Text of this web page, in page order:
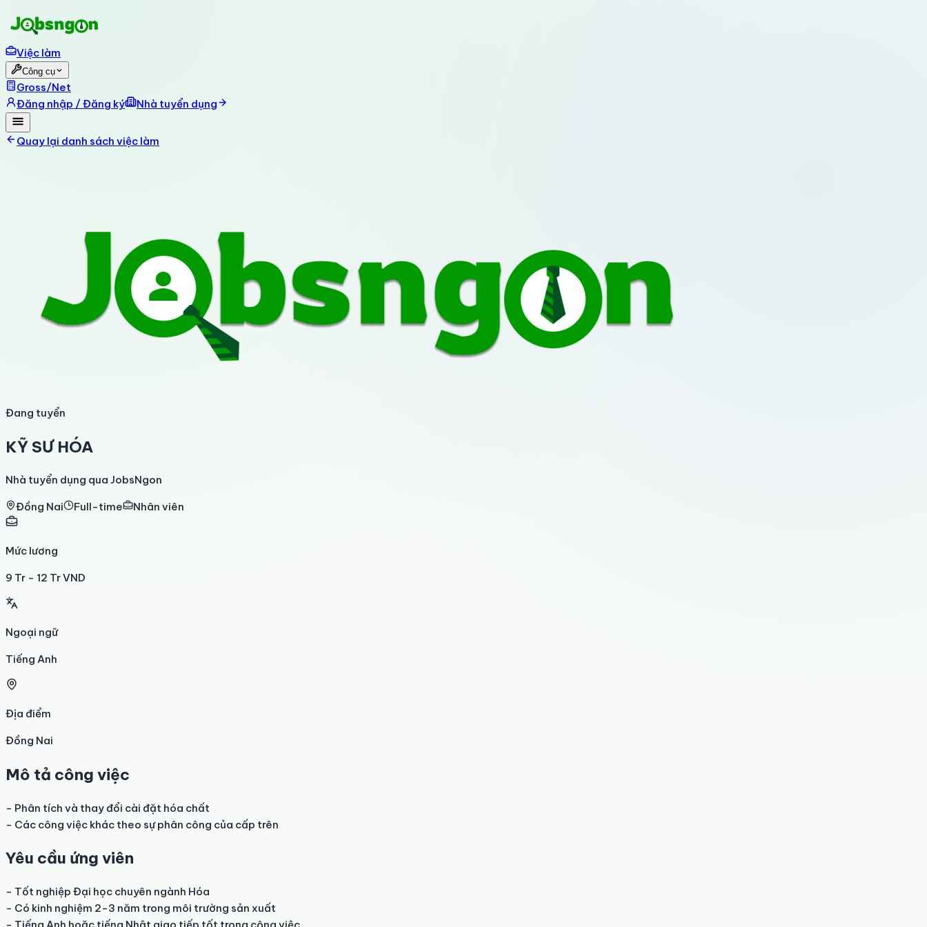
Việc làm
Công cụ
Gross/Net
Đăng nhập / Đăng ký
Nhà tuyển dụng
Quay lại danh sách việc làm
Đang tuyển
KỸ SƯ HÓA
Nhà tuyển dụng qua JobsNgon
Đồng Nai Full-time Nhân viên
Mức lương
9 Tr - 12 Tr VND
Ngoại ngữ
Tiếng Anh
Địa điểm
Đồng Nai
Mô tả công việc
- Phân tích và thay đổi cài đặt hóa chất
- Các công việc khác theo sự phân công của cấp trên
Yêu cầu ứng viên
- Tốt nghiệp Đại học chuyên ngành Hóa
- Có kinh nghiệm 2-3 năm trong môi trường sản xuất